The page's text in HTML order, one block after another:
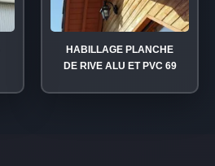
HABILLAGE PLANCHE
DE RIVE ALU ET PVC 69